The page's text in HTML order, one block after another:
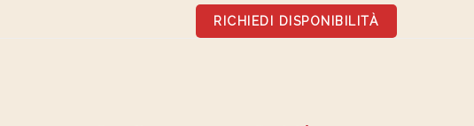
RICHIEDI DISPONIBILITÀ